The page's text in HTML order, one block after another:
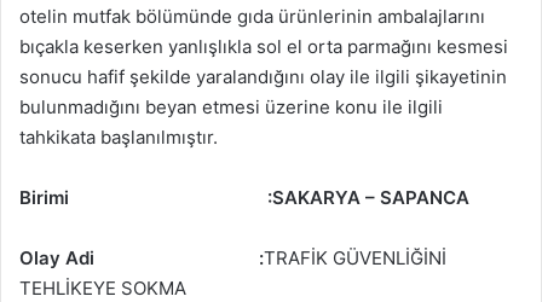
otelin mutfak bölümünde gıda ürünlerinin ambalajlarını
bıçakla keserken yanlışlıkla sol el orta parmağını kesmesi
sonucu hafif şekilde yaralandığını olay ile ilgili şikayetinin
bulunmadığını beyan etmesi üzerine konu ile ilgili
tahkikata başlanılmıştır.
Birimi :SAKARYA – SAPANCA
Olay Adi :TRAFİK GÜVENLİĞİNİ
TEHLİKEYE SOKMA